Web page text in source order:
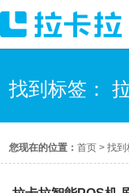
找到标签：
您现在的位置：首页 >找到